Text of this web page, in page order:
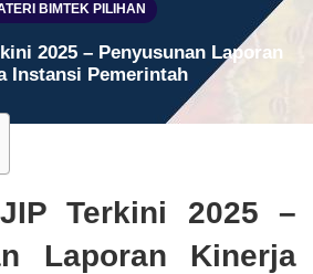
BIMTEK PILIHAN
2025 – Penyusunan Laporan
Instansi Pemerintah
Terkini 2025 –
Laporan Kinerja